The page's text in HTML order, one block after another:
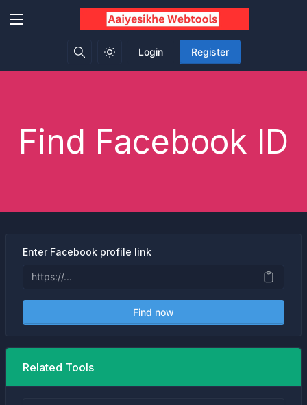
Login Register
Find Facebook ID
Enter Facebook profile link
Find now
Related Tools